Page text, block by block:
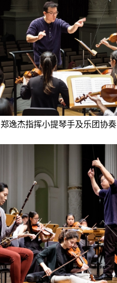
郑逸杰指挥小提琴手及乐团协奏